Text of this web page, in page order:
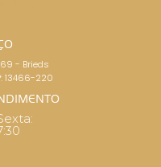
- Brieds
13466-220